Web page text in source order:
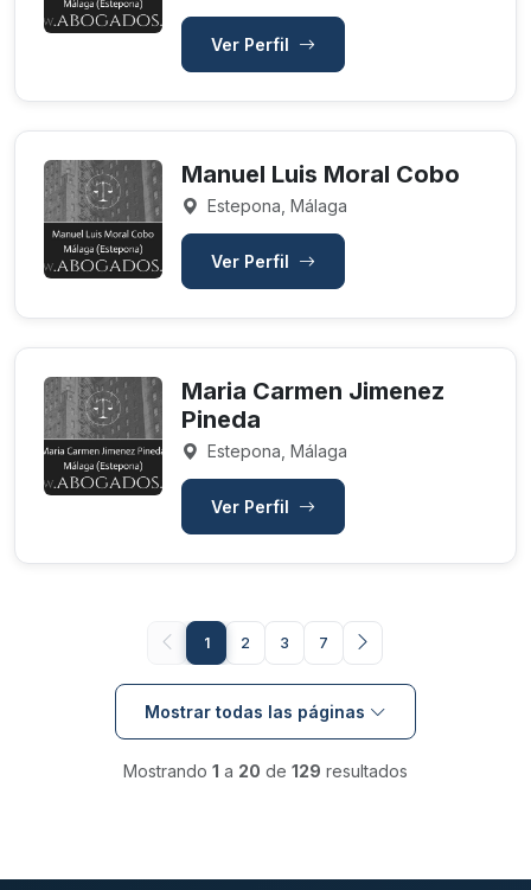
Ver Perfil
Manuel Luis Moral Cobo
Estepona, Málaga
Ver Perfil
Maria Carmen Jimenez
Pineda
Estepona, Málaga
Ver Perfil
1 2 3 7
Mostrar todas las páginas
Mostrando 1 a 20 de 129 resultados